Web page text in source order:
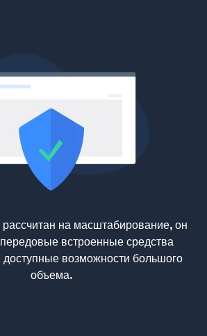
на масштабирование, он
встроенные средства
доступные возможности большого
объема.